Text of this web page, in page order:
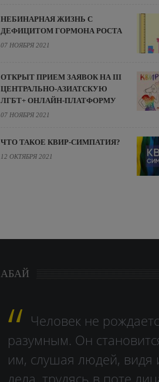
НЕБИНАРНАЯ ЖИЗНЬ С
ДЕФИЦИТОМ ГОРМОНА РОСТА
07 НОЯБРЯ 2021
ОТКРЫТ ПРИЕМ ЗАЯВОК НА III
ЦЕНТРАЛЬНО-АЗИАТСКУЮ
ЛГБТ+ ОНЛАЙН-ПЛАТФОРМУ
07 НОЯБРЯ 2021
ЧТО ТАКОЕ КВИР-СИМПАТИЯ?
12 ОКТЯБРЯ 2021
АБАЙ
Человек не
разумным. Он
им, слушая людей, видя
дела, тру­дясь в поте